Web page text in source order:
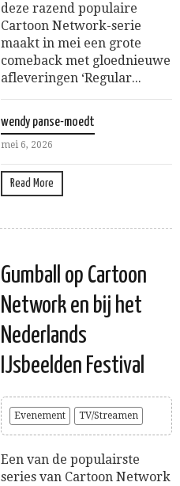
deze razend populaire
Cartoon Network-serie
maakt in mei een grote
comeback met gloednieuwe
afleveringen ‘Regular...
wendy panse-moedt
mei 6, 2026
Read More
Gumball op Cartoon
Network en bij het
Nederlands
IJsbeelden Festival
Evenement TV/Streamen
Een van de populairste
series van Cartoon Network